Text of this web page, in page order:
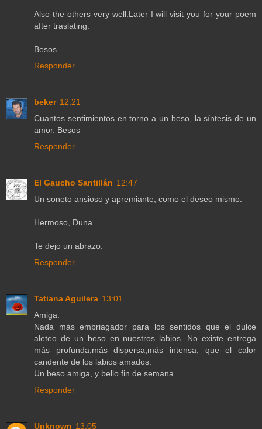
Also the others very well.Later I will visit you for your poem
after traslating.
Besos
Responder
beker 12:21
Cuantos sentimientos en torno a un beso, la síntesis de un
amor. Besos
Responder
El Gaucho Santillán 12:47
Un soneto ansioso y apremiante, como el deseo mismo.
Hermoso, Duna.
Te dejo un abrazo.
Responder
Tatiana Aguilera 13:01
Amiga:
Nada más embriagador para los sentidos que el dulce
aleteo de un beso en nuestros labios. No existe entrega
más profunda,más dispersa,más intensa, que el calor
candente de los labios amados.
Un beso amiga, y bello fin de semana.
Responder
Unknown 13:05